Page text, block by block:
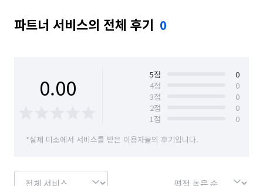
파트너 서비스의 전체 후기 0
0.00 5점
0
4점
0
3점
0
2점
0
1점
0
*실제 미소에서 서비스를 받은 이용자들의 후기입니다.